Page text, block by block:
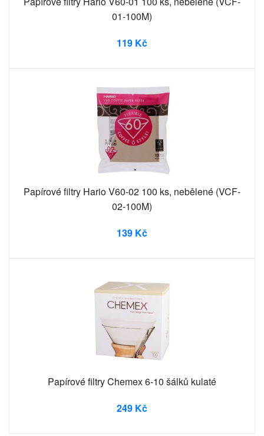
01-100M)
119 Kč
Papírové filtry Hario V60-02 100 ks, nebělené (VCF-
02-100M)
139 Kč
Papírové filtry Chemex 6-10 šálků kulaté
249 Kč